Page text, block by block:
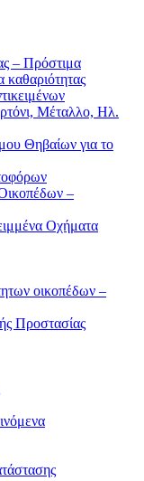
– Πρόστιμα
Μέταλλο, Ηλ.
Θηβαίων για το
–
Οχήματα
οικοπέδων –
Προστασίας